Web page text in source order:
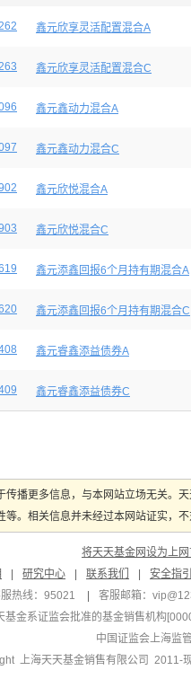
鑫元欣享灵活配置混合A
鑫元欣享灵活配置混合C
鑫元鑫动力混合A
鑫元鑫动力混合C
鑫元欣悦混合A
鑫元欣悦混合C
鑫元添鑫回报6个月持有期混合A
鑫元添鑫回报6个月持有期混合C
鑫元睿鑫添益债券A
鑫元睿鑫添益债券C
播更多信息，与本网站立场无关。
。相关信息并未经过本网站证实，
将天天基金网设为上网
研究中心 联系我们 安全指引
热线：95021
客服邮箱：
基金系证监会批准的基金销售机构
中国证监会上海监
上海天天基金销售有限公司 2011-